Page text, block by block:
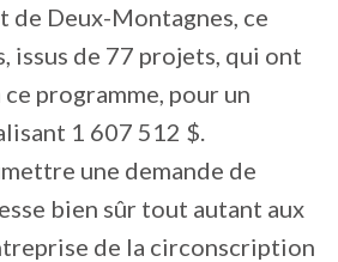
de Deux-Montagnes, ce
issus de 77 projets, qui ont
programme, pour un
1 607 512 $.
une demande de
bien sûr tout autant aux
de la circonscription